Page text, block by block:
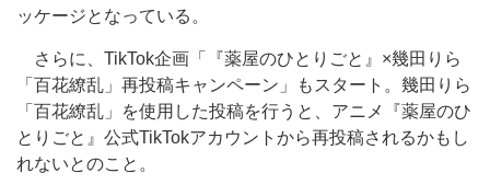
ッケージとなっている。
さらに、TikTok企画「『薬屋のひとりごと』×幾田りら
「百花繚乱」再投稿キャンペーン」もスタート。幾田りら
「百花繚乱」を使用した投稿を行うと、アニメ『薬屋のひ
とりごと』公式TikTokアカウントから再投稿されるかもし
れないとのこと。